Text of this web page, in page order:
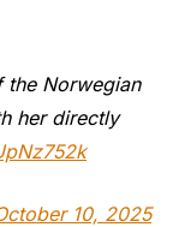
the Norwegian
her directly
10, 2025